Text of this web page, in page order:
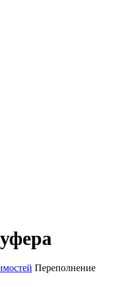
Переполнение